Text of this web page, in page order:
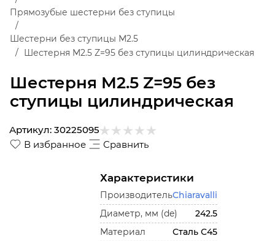
Шестерня M2.5 Z=95 без
ступицы цилиндрическая
Прямозубые шестерни без ступицы
Шестерни без ступицы М2.5
Шестерня M2.5 Z=95 без ступицы цилиндрическая
В избранное Сравнить
Артикул: 30225095
Характеристики
ПроизводительChiaravalli
Диаметр, мм (de)
242.5
Материал
Сталь С45